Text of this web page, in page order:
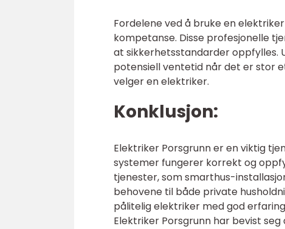
Fordelene ved å bruke en
kompetanse. Disse profesjonelle
at sikkerhetsstandarder oppfylles.
potensiell ventetid når det er stor
velger en elektriker.
Konklusjon:
Elektriker Porsgrunn er en viktig
systemer fungerer korrekt og
tjenester, som smarthus-
behovene til både private
pålitelig elektriker med god
Elektriker Porsgrunn har bevist